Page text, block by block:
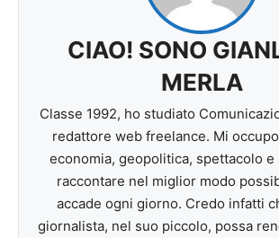
CIAO! SONO
MERLA
Classe 1992, ho studiato
redattore web freelance. Mi
economia, geopolitica, spettacolo e
raccontare nel miglior modo
accade ogni giorno. Credo infatti
giornalista, nel suo piccolo, possa